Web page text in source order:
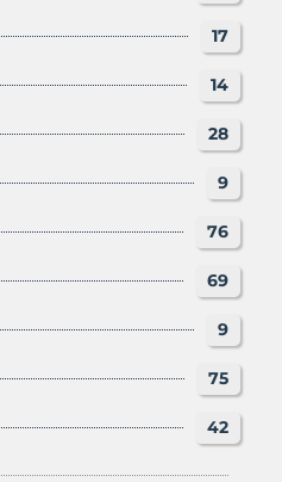
17
14
28
9
76
69
9
75
42